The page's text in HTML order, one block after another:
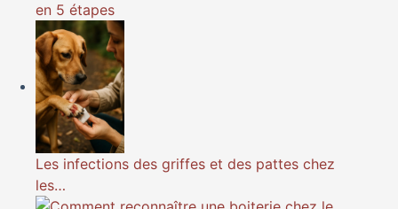
en 5 étapes
Les infections des griffes et des pattes chez
les…